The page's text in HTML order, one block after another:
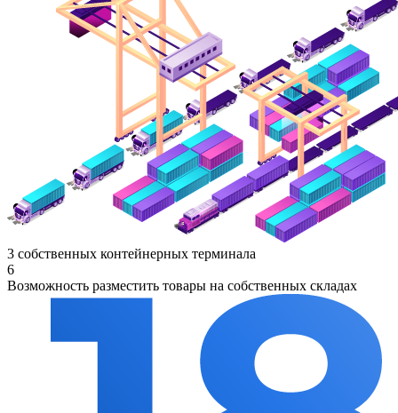
3 собственных контейнерных терминала
6
Возможность разместить товары на собственных складах